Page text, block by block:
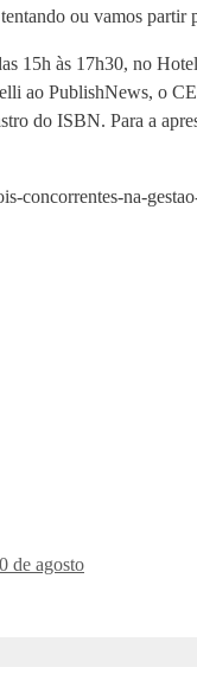
ou vamos
15h às 17h30, no
ao PublishNews, o
do ISBN. Para a
na-
de agosto